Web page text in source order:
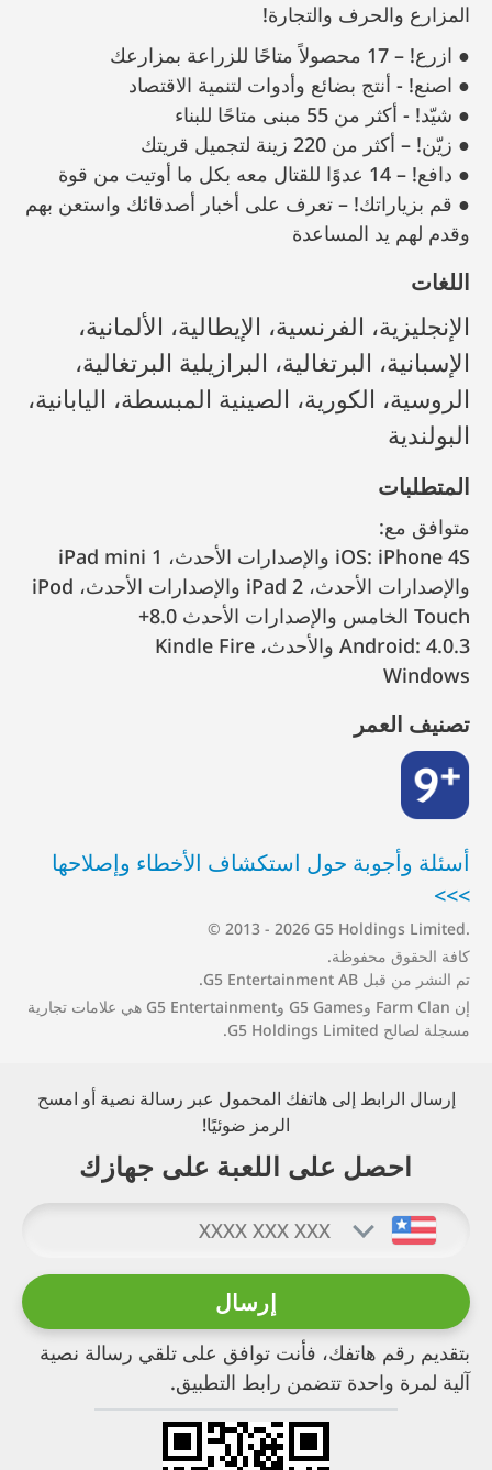
المزارع والحرف والتجارة!
● ازرع! – 17 محصولاً متاحًا للزراعة بمزارعك
● اصنع! - أنتج بضائع وأدوات لتنمية الاقتصاد
● شيّد! - أكثر من 55 مبنى متاحًا للبناء
● زيّن! – أكثر من 220 زينة لتجميل قريتك
● دافع! – 14 عدوًا للقتال معه بكل ما أوتيت من قوة
● قم بزياراتك! – تعرف على أخبار أصدقائك واستعن بهم
وقدم لهم يد المساعدة
اللغات
الإنجليزية، الفرنسية، الإيطالية، الألمانية،
الإسبانية، البرتغالية، البرازيلية البرتغالية،
الروسية، الكورية، الصينية المبسطة، اليابانية،
البولندية
المتطلبات
متوافق مع:
iOS: iPhone 4S والإصدارات الأحدث، iPad mini 1
والإصدارات الأحدث، iPad 2 والإصدارات الأحدث، iPod
Touch الخامس والإصدارات الأحدث 8.0+
Android: 4.0.3 والأحدث، Kindle Fire
Windows
تصنيف العمر
9+
أسئلة وأجوبة حول استكشاف الأخطاء وإصلاحها
>>>
© 2013 - 2026 G5 Holdings Limited.
كافة الحقوق محفوظة.
تم النشر من قبل G5 Entertainment AB.
إن Farm Clan
وG5 Games وG5 Entertainment هي علامات تجارية
مسجلة لصالح G5 Holdings Limited.
إرسال الرابط إلى هاتفك المحمول عبر رسالة نصية أو امسح
الرمز ضوئيًا!
احصل على اللعبة على جهازك
بتقديم رقم هاتفك، فأنت توافق على تلقي رسالة نصية
آلية لمرة واحدة تتضمن رابط التطبيق.